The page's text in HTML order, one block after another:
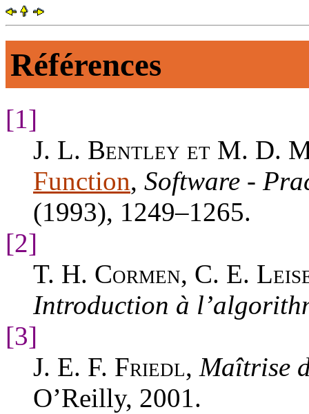
Références
[1]
J. L. Bentley et M. D.
Function, Software -
(1993), 1249–1265.
[2]
T. H. Cormen, C. E.
Introduction à
[3]
J. E. F. Friedl, Maîtrise
O’Reilly, 2001.